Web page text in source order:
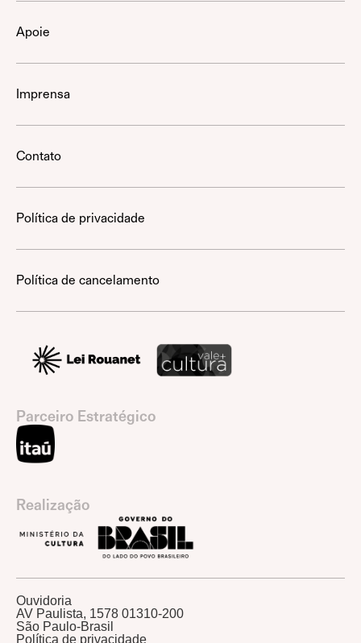
Apoie
Imprensa
Contato
Política de privacidade
Política de cancelamento
Parceiro Estratégico
Realização
Ouvidoria
AV Paulista, 1578 01310-200
São Paulo-Brasil
Política de privacidade